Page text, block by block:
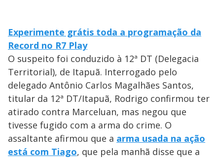
Experimente grátis toda a programação da
Record no R7 Play
O suspeito foi conduzido à 12ª DT (Delegacia
Territorial), de Itapuã. Interrogado pelo
delegado Antônio Carlos Magalhães Santos,
titular da 12ª DT/Itapuã, Rodrigo confirmou ter
atirado contra Marceluan, mas negou que
tivesse fugido com a arma do crime. O
assaltante afirmou que a arma usada na ação
está com Tiago, que pela manhã disse que a